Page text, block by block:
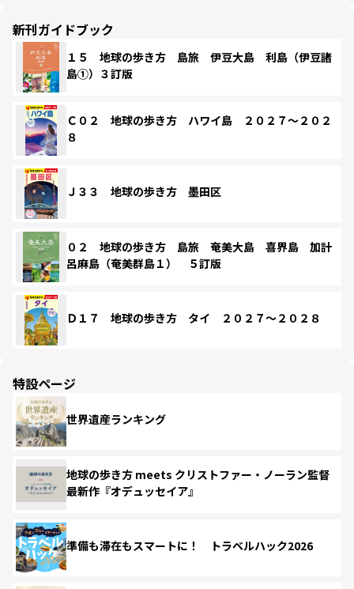
新刊ガイドブック
１５ 地球の歩き方 島旅 伊豆大島 利島（伊豆諸
島①）３訂版
Ｃ０２ 地球の歩き方 ハワイ島 ２０２７～２０２
８
Ｊ３３ 地球の歩き方 墨田区
０２ 地球の歩き方 島旅 奄美大島 喜界島 加計
呂麻島（奄美群島１） ５訂版
Ｄ１７ 地球の歩き方 タイ ２０２７～２０２８
特設ページ
世界遺産ランキング
地球の歩き方 meets クリストファー・ノーラン監督
最新作『オデュッセイア』
準備も滞在もスマートに！ トラベルハック2026